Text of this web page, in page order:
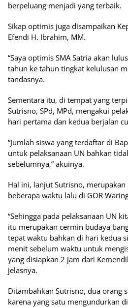
berpeluang menjadi yang terbaik.
Sikap optimis juga disampaikan
Efendi H. Ibrahim, MM.
“Saya optimis SMA Satria akan
tahun ke tahun tingkat kelulusan
tandasnya.
Sementara itu, di tempat yang
Sutrisno, SPd, MPd, mengakui
hari pertama dan kedua berjalan
“Jumlah siswa yang terdaftar di
untuk pelaksanaan UN bahkan
sebelumnya,” akuinya.
Hal ini, lanjut Sutrisno, merupakan
beberapa waktu lalu di GOR
“Sehingga pada pelaksanaan UN
itu merupakan cermin budaya
tepat waktu bahkan di hari kedua
menit sebelum waktu untuk
yang disiapkan 2 jam dari
jelasnya.
Ditambahkan Sutrisno, dua orang
karena yang satu mengundurkan